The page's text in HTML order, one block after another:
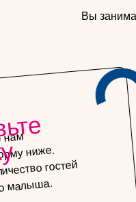
нам
ниже.
гостей
малыша.
Вы